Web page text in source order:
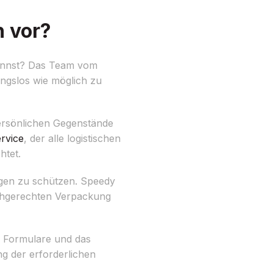
vor?
Das Team vom
wie möglich zu
Gegenstände
, der alle logistischen
zu schützen. Speedy
Verpackung
und das
der erforderlichen